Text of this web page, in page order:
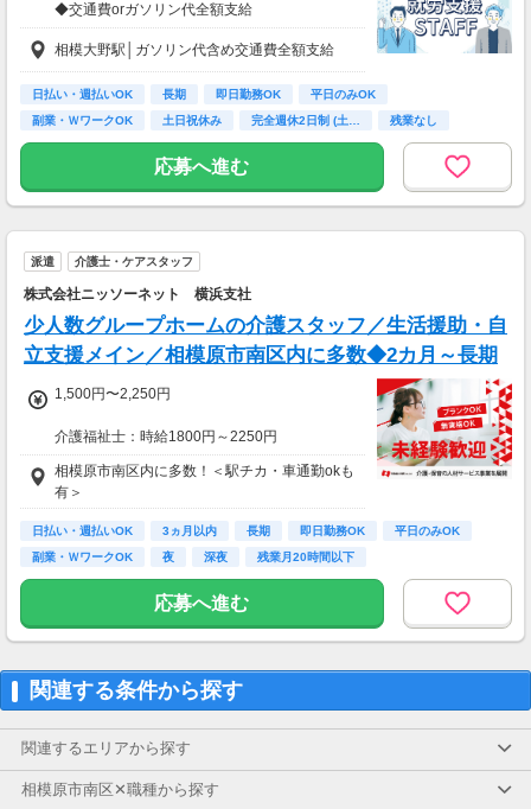
◆交通費orガソリン代全額支給
◆各種社会保険完備
◆資格支援制度有
◆日払い・週払い制度（各規定有）
急な出費にあんしんの制度です。
相模大野駅│ガソリン代含め交通費全額支給
日払い・週払いOK 長期 即日勤務OK
平日のみOK
副業・ＷワークOK
土日祝休み 完全週休2日制 (土…
残業なし
ボーナス・昇給あり
応募へ進む
派遣 介護士・ケアスタッフ
株式会社ニッソーネット 横浜支社
少人数グループホームの介護スタッフ／生活援助・自
立支援メイン／相模原市南区内に多数◆2カ月～長期
1,500円〜2,250円
介護福祉士：時給1800円～2250円
初任者以上：時給1600円～2000円
無資格の方：時給1500円～1875円
◆月26万以上
月収：264000円（時給1500円×8h×22日)
相模原市南区内に多数！＜駅チカ・車通勤okも
有＞
日払い・週払いOK 3ヵ月以内 長期 即日勤務OK
平日のみOK
副業・ＷワークOK
夜 深夜 残業月20時間以下
応募へ進む
関連する条件から探す
関連するエリアから探す
相模原市南区✕職種から探す